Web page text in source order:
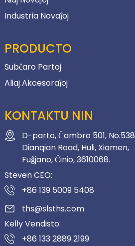
Industria Novaĵoj
PRODUCTO
Subĉaro Partoj
Aliaj Akcesoraĵoj
KONTAKTU NIN
D-parto, Ĉambro 501, No.538
Dianqian Road, Huli, Xiamen,
Fuĝjano, Ĉinio, 3610068.
Steven CEO:
+86 139 5009 5408
ths@slsths.com
Kelly Vendisto:
+86 133 2889 2199